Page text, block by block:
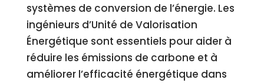
systèmes de conversion de l’énergie. Les
ingénieurs d’Unité de Valorisation
Énergétique sont essentiels pour aider à
réduire les émissions de carbone et à
améliorer l’efficacité énergétique dans